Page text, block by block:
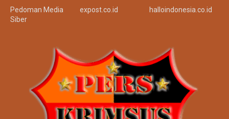
Pedoman Media
Siber
expost.co.id
halloindonesia.co.id